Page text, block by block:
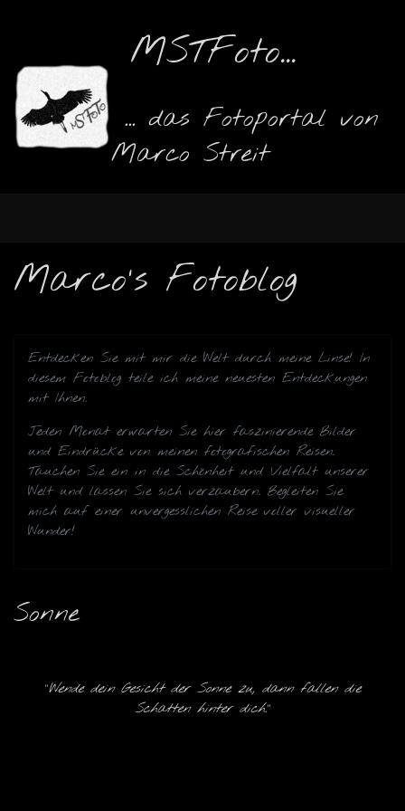
MSTFoto...
... das Fotoportal von
Marco Streit
Marco's Fotoblog
Entdecken Sie mit mir die Welt durch meine Linse! In
diesem Fotoblog teile ich meine neuesten Entdeckungen
mit Ihnen.
Jeden Monat erwarten Sie hier faszinierende Bilder
und Eindrücke von meinen fotografischen Reisen.
Tauchen Sie ein in die Schönheit und Vielfalt unserer
Welt und lassen Sie sich verzaubern. Begleiten Sie
mich auf einer unvergesslichen Reise voller visueller
Wunder!
Sonne
"Wende dein Gesicht der Sonne zu, dann fallen die
Schatten hinter dich."